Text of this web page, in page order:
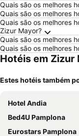
Quais são os melhores
Quais são os melhores
Quais são os melhores
Zizur Mayor?
Quais são os melhores
Quais são os melhores
Hotéis em Zizur
Estes hotéis também
Hotel Andia
Bed4U Pamplona
Eurostars Pamplona